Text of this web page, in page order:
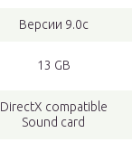
Версии 9.0c
13 GB
DirectX compatible
Sound card